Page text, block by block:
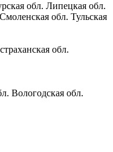
обл. Липецкая обл.
Смоленская обл. Тульская
обл.
Вологодская обл.